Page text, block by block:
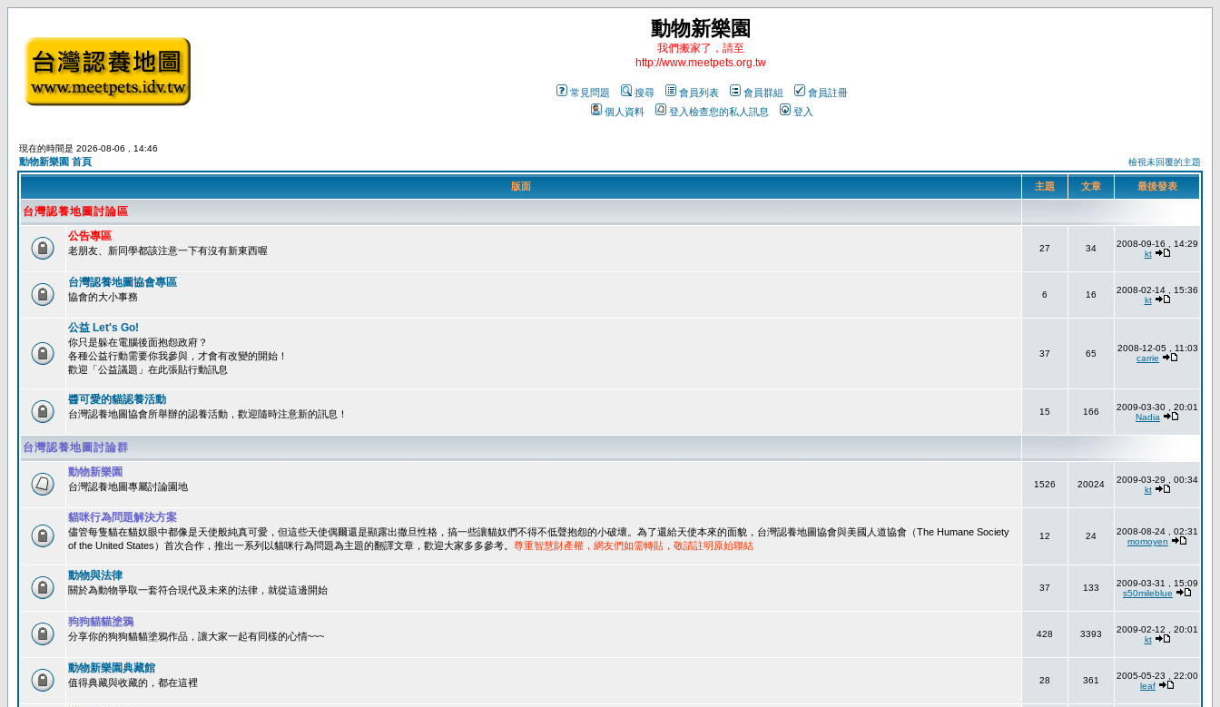
動物新樂園
我們搬家了，請至
http://www.meetpets.org.tw
常見問題 搜尋 會員列表 會員群組
會員註冊
個人資料
登入檢查您的私人訊息 登入
現在的時間是 2026-08-06 , 14:46
動物新樂園 首頁 檢視未回覆的主題
版面 主題 文章 最後發表
台灣認養地圖討論區
公告專區
老朋友、新同學都該注意一下有沒有新東西喔 27 34
2008-09-16 , 14:29
kt
台灣認養地圖協會專區
協會的大小事務 6 16
2008-02-14 , 15:36
kt
公益 Let's Go!
你只是躲在電腦後面抱怨政府？
各種公益行動需要你我參與，才會有改變的開始！
歡迎「公益議題」在此張貼行動訊息
37 65
2008-12-05 , 11:03
carrie
醬可愛的貓認養活動
台灣認養地圖協會所舉辦的認養活動，歡迎隨時注意新的訊息！ 15 166
2009-03-30 , 20:01
Nadia
台灣認養地圖討論群
動物新樂園
台灣認養地圖專屬討論園地 1526 20024
2009-03-29 , 00:34
kt
貓咪行為問題解決方案
儘管每隻貓在貓奴眼中都像是天使般純真可愛，但這些天使偶爾還是顯露出撒旦性格，搞一些讓貓奴們不得不低聲抱怨的小破壞。為了還給天使本來的面貌，台灣認養地圖協會與美國人道協會（The Humane Society
of the United States）首次合作，推出一系列以貓咪行為問題為主題的翻譯文章，歡迎大家多多參考。 尊重智慧財產權，網友們如需轉貼，敬請註明原始聯結
12 24
2008-08-24 , 02:31
momoyen
動物與法律
關於為動物爭取一套符合現代及未來的法律，就從這邊開始 37 133
2009-03-31 , 15:09
s50mileblue
狗狗貓貓塗鴉
分享你的狗狗貓貓塗鴉作品，讓大家一起有同樣的心情~~~ 428 3393
2009-02-12 , 20:01
kt
動物新樂園典藏館
值得典藏與收藏的，都在這裡 28 361
2005-05-23 , 22:00
leaf